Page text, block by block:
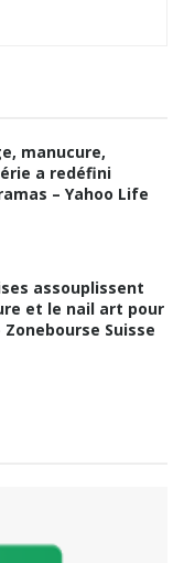
manucure,
a redéfini
– Yahoo Life
assouplissent
et le nail art pour
Suisse